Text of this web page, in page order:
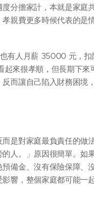
分擔家計，本就是家庭
親費更多時候代表的是
有人月薪 35000 元，扣
來很孝順，但長期下來
而讓自己陷入財務困境
是對家庭最負責任的做
人。」原因很簡單。如
備金、沒有保險保障、
響，整個家庭都可能一起